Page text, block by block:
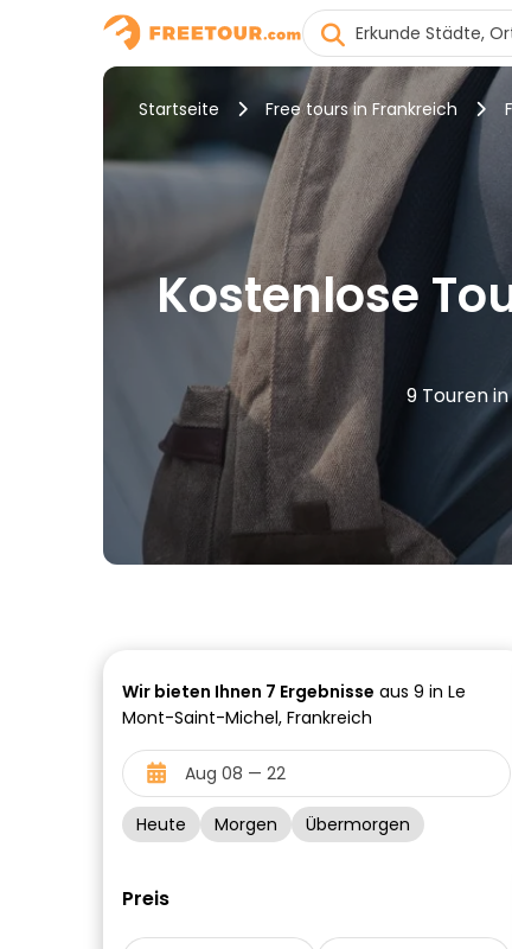
Startseite Free tours in Frankreich
Kostenlose
9 Touren
Wir bieten Ihnen 7 Ergebnisse aus 9 in Le
Mont-Saint-Michel, Frankreich
Heute Morgen Übermorgen
Preis